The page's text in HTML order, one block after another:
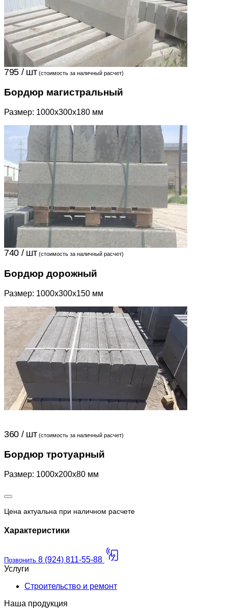
795 / шт (стоимость за наличный расчет)
Бордюр магистральный
Размер: 1000x300x180 мм
740 / шт (стоимость за наличный расчет)
Бордюр дорожный
Размер: 1000x300x150 мм
360 / шт (стоимость за наличный расчет)
Бордюр тротуарный
Размер: 1000x200x80 мм
Цена актуальна при наличном расчете
Характеристики
Позвонить 8 (924) 811-55-88
Услуги
Строительство и ремонт
Наша продукция